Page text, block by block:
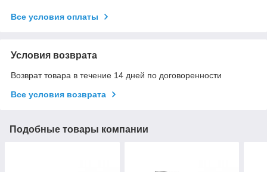
Все условия оплаты
Условия возврата
Возврат товара в течение 14 дней по договоренности
Все условия возврата
Подобные товары компании